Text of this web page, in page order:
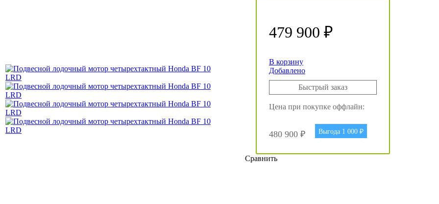
479 900 ₽
В корзину
Добавлено
Быстрый заказ
Цена при покупке оффлайн:
480 900 ₽ Выгода 1 000 ₽
Сравнить